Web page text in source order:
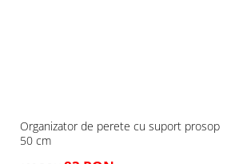
Organizator de perete cu suport prosop
50 cm